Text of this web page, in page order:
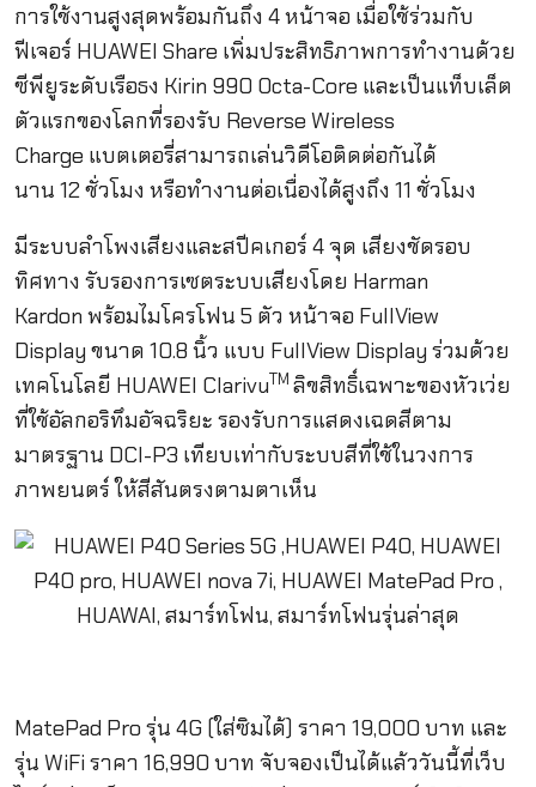
การใช้งานสูงสุดพร้อมกันถึง 4หน้าจอ เมื่อใช้ร่วมกับ
ฟีเจอร์ HUAWEI Share เพิ่มประสิทธิภาพการทำงานด้วย
ซีพียูระดับเรือธง Kirin 990 Octa-Core และเป็นแท็บเล็ต
ตัวแรกของโลกที่รองรับ Reverse Wireless
Charge แบตเตอรี่สามารถเล่นวิดีโอติดต่อกันได้
นาน 12ชั่วโมง หรือทำงานต่อเนื่องได้สูงถึง 11 ชั่วโมง
มีระบบลำโพงเสียงและสปีคเกอร์ 4จุด เสียงชัดรอบ
ทิศทาง รับรองการเซตระบบเสียงโดย Harman
Kardon พร้อมไมโครโฟน 5 ตัว หน้าจอ FullView
Display ขนาด 10.8 นิ้ว แบบ FullView Display ร่วมด้วย
เทคโนโลยี HUAWEI ClarivuTM ลิขสิทธิ์เฉพาะของหัวเว่ย
ที่ใช้อัลกอริทึมอัจฉริยะ รองรับการแสดงเฉดสีตาม
มาตรฐาน DCI-P3 เทียบเท่ากับระบบสีที่ใช้ในวงการ
ภาพยนตร์ ให้สีสันตรงตามตาเห็น
MatePad Pro รุ่น 4G (ใส่ซิมได้) ราคา 19,000 บาท และ
รุ่น WiFi ราคา 16,990 บาท จับจองเป็นได้แล้ววันนี้ที่เว็บ